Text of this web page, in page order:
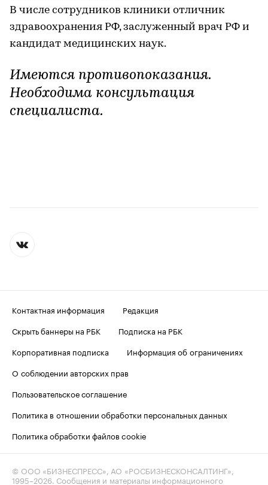
В числе сотрудников клиники отличник
здравоохранения РФ, заслуженный врач РФ и
кандидат медицинских наук.
Имеются противопоказания.
Необходима консультация
специалиста.
Контактная информация
Редакция
Скрыть баннеры на РБК
Подписка на РБК
Корпоративная подписка
Информация об ограничениях
О соблюдении авторских прав
Пользовательское соглашение
Политика в отношении обработки персональных данных
Политика обработки файлов cookie
© ООО «БИЗНЕСПРЕСС», АО «РОСБИЗНЕСКОНСАЛТИНГ»,
1995–2026 . Сообщения и материалы информационного